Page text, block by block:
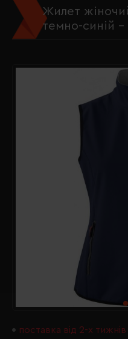
Жилет
темно-синій -
поставка від 2-х тижнів